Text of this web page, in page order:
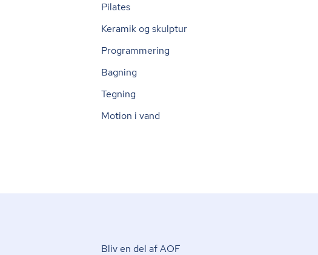
Pilates
Keramik og skulptur
Programmering
Bagning
Tegning
Motion i vand
Bliv en del af AOF